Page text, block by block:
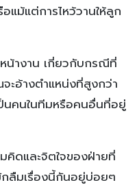
แม้แต่การไหว้วานให้ลูก
น้างาน เกี่ยวกับกรณีที่
อ้างตำแหน่งที่สูงกว่า
นคนในทีมหรือคนอื่นที่อยู่
คิดและจิตใจของฝ่ายที่
ลืมเรื่องนี้กันอยู่บ่อยๆ